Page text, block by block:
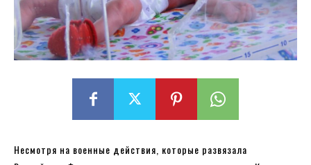
Несмотря на военные действия, которые развязала